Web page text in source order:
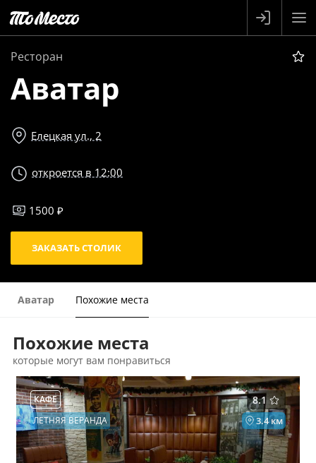
Ресторан
Аватар
Елецкая ул., 2
откроется в 12:00
1500 ₽
ЗАКАЗАТЬ СТОЛИК
Аватар Похожие места
Похожие места
которые могут вам понравиться
8.1
КАФЕ
3.4 км
ЛЕТНЯЯ ВЕРАНДА